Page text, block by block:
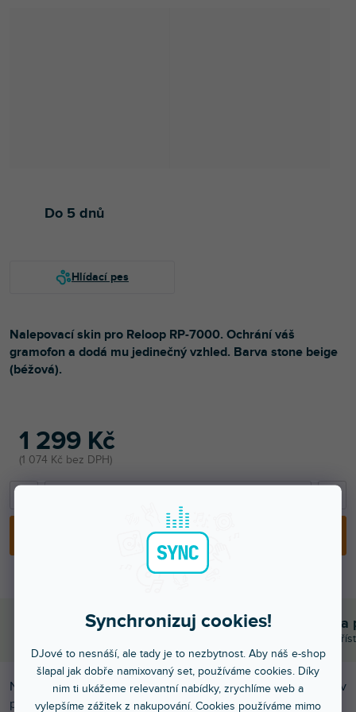
Synchronizuj cookies!
DJové to nesnáší, ale tady je to nezbytnost. Aby náš e-shop
šlapal jak dobře namixovaný set, používáme cookies. Díky
nim ti ukážeme relevantní nabídky, zrychlíme web a
vylepšíme zážitek z nakupování. Cookies používáme mimo
1 299 Kč
1 074 Kč bez DPH
Do 5 dnů
PŘIDAT DO KOŠÍKU
Nalepovací skin pro Reloop RP-7000. Ochrání váš
gramofon a dodá mu jedinečný vzhled. Barva stone beige
(béžová).
Bleskové doručení Komunikace a
Chválíte nás za
Nalepovací skin pro DJ gramofon Reloop RP-7000 v
provedení FULL COLORS, barva stone beige (béžová).